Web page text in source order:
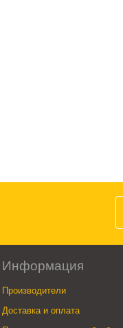
Информация
Производители
Доставка и оплата